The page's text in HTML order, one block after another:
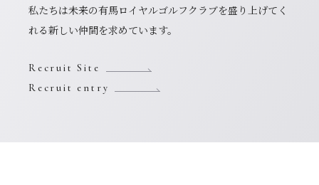
私たちは未来の有馬ロイヤルゴルフクラブを盛り上げてく
れる新しい仲間を求めています。
Recruit Site
Recruit entry